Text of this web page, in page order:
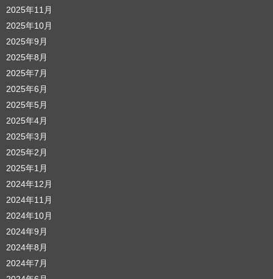
2025年11月
2025年10月
2025年9月
2025年8月
2025年7月
2025年6月
2025年5月
2025年4月
2025年3月
2025年2月
2025年1月
2024年12月
2024年11月
2024年10月
2024年9月
2024年8月
2024年7月